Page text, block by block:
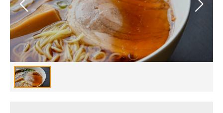
スマホと通信の最新トレンド
進化するPCとデバイスの未来
好きが集まる 比べて選べる
ビジネスと働き方のヒント